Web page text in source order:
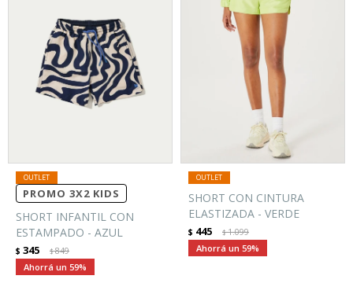
PROMO 3X2 KIDS
SHORT INFANTIL CON
ESTAMPADO - AZUL
$ 345 $849
59
SHORT CON CINTURA
ELASTIZADA - VERDE
$ 445 $1.099
59